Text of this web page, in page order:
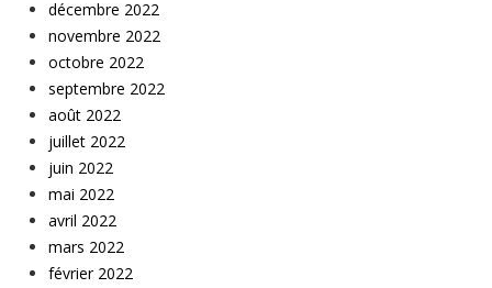
décembre 2022
novembre 2022
octobre 2022
septembre 2022
août 2022
juillet 2022
juin 2022
mai 2022
avril 2022
mars 2022
février 2022